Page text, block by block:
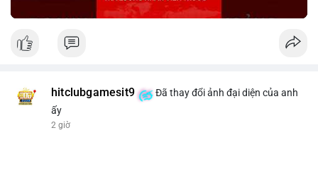
hitclubgamesit9
Đã thay đổi ảnh đại diện của anh
ấy
2 giờ